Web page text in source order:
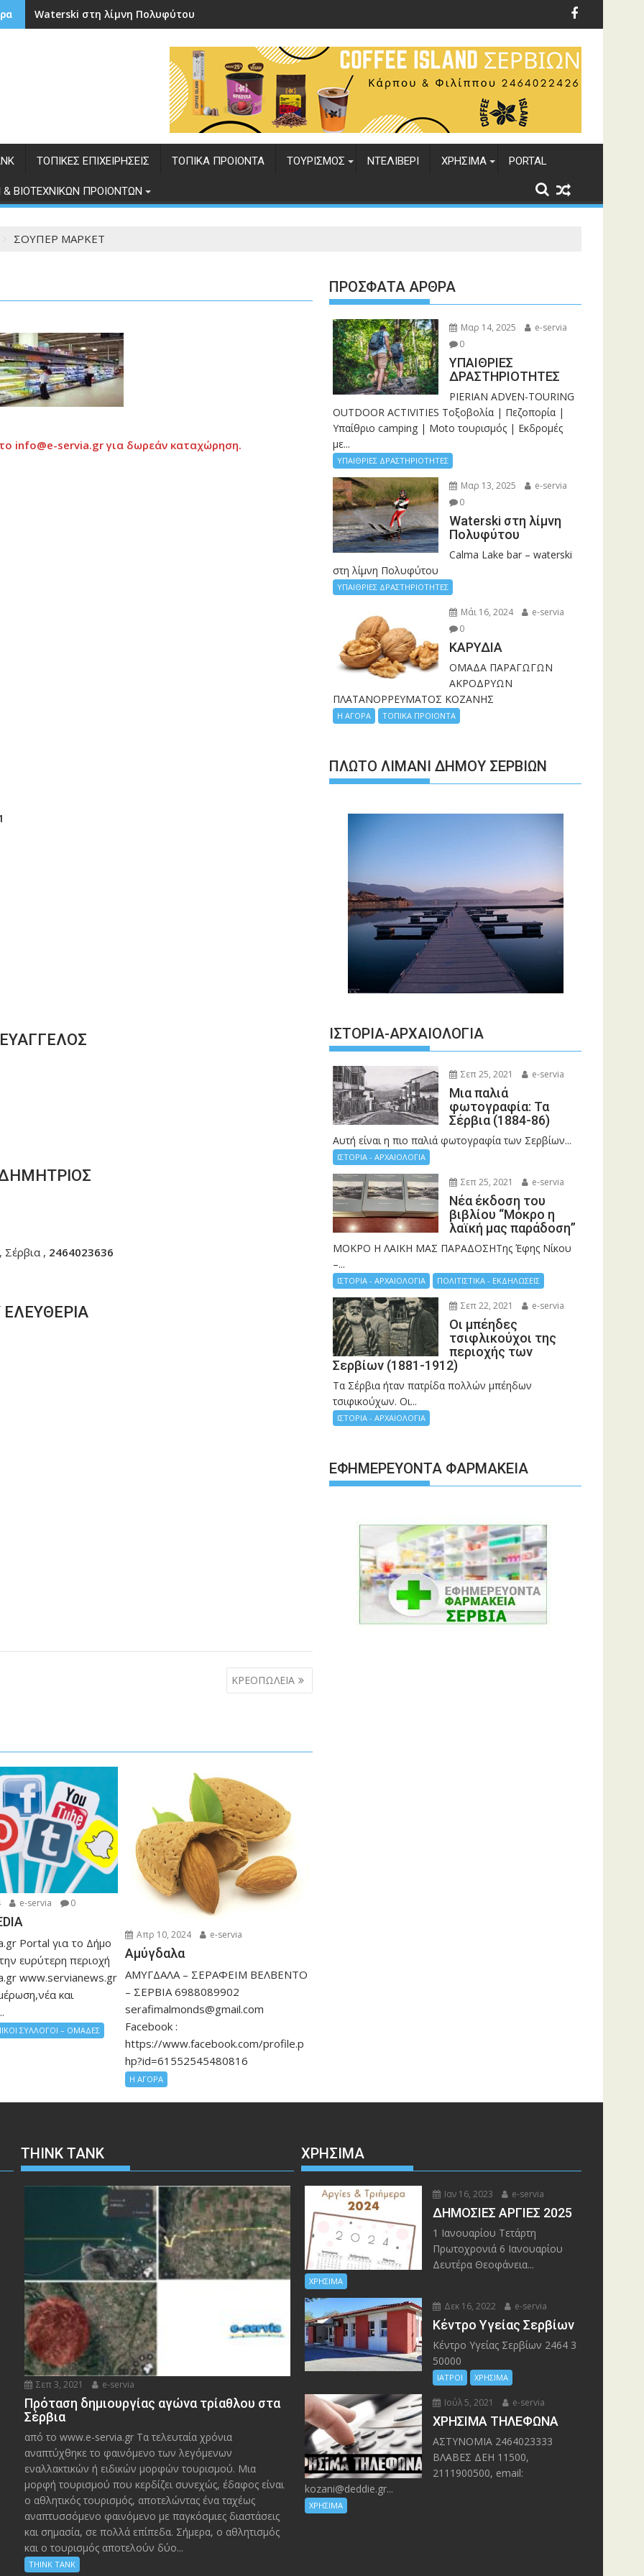
Waterski στη λίμνη Πολυφύτου
ΤΟΠΙΚΕΣ ΕΠΙΧΕΙΡΗΣΕΙΣ ΤΟΠΙΚΑ ΠΡΟΙΟΝΤΑ ΤΟΥΡΙΣΜΟΣ ΝΤΕΛΙΒΕΡΙ ΧΡΗΣΙΜΑ PORTAL
ΒΙΟΤΕΧΝΙΚΩΝ ΠΡΟΙΟΝΤΩΝ
ΣΟΥΠΕΡ ΜΑΡΚΕΤ
info@e-servia.grγια δωρεάν καταχώρηση.
, 2464023636
ΚΡΕΟΠΩΛΕΙΑ
e-servia 0
Portal για το Δήμο
ευρύτερη περιοχή
www.servianews.gr
και
ΣΥΛΛΟΓΟΙ – ΟΜΑΔΕΣ
Απρ 10, 2024 e-servia
Αμύγδαλα
ΑΜΥΓΔΑΛΑ – ΣΕΡΑΦΕΙΜ ΒΕΛΒΕΝΤΟ
– ΣΕΡΒΙΑ 6988089902
serafimalmonds@gmail.com
Facebook :
https://www.facebook.com/profile.p
hp?id=61552545480816
Η ΑΓΟΡΑ
ΠΡΌΣΦΑΤΑ ΆΡΘΡΑ
Μαρ 14, 2025
e-servia
0
ΥΠΑΙΘΡΙΕΣ
ΔΡΑΣΤΗΡΙΟΤΗΤΕΣ
PIERIAN ADVEN-TOURING
OUTDOOR ACTIVITIES Τοξοβολία | Πεζοπορία |
Υπαίθριο camping | Moto τουρισμός | Εκδρομές
με...
ΥΠΑΙΘΡΙΕΣ ΔΡΑΣΤΗΡΙΟΤΗΤΕΣ
Μαρ 13, 2025
e-servia
0
Waterski στη λίμνη
Πολυφύτου
Calma Lake bar – waterski
στη λίμνη Πολυφύτου
ΥΠΑΙΘΡΙΕΣ ΔΡΑΣΤΗΡΙΟΤΗΤΕΣ
Μάι 16, 2024
e-servia
0
ΚΑΡΥΔΙΑ
ΟΜΑΔΑ ΠΑΡΑΓΩΓΩΝ
ΑΚΡΟΔΡΥΩΝ
ΠΛΑΤΑΝΟΡΡΕΥΜΑΤΟΣ ΚΟΖΑΝΗΣ
Η ΑΓΟΡΑ ΤΟΠΙΚΑ ΠΡΟΙΟΝΤΑ
ΠΛΩΤΌ ΛΙΜΆΝΙ ΔΉΜΟΥ ΣΕΡΒΊΩΝ
ΙΣΤΟΡΊΑ-ΑΡΧΑΙΟΛΟΓΊΑ
Σεπ 25, 2021 e-servia
Μια παλιά
φωτογραφία: Τα
Σέρβια (1884-86)
Αυτή είναι η πιο παλιά φωτογραφία των Σερβίων...
ΙΣΤΟΡΙΑ - ΑΡΧΑΙΟΛΟΓΙΑ
Σεπ 25, 2021 e-servia
Νέα έκδοση του
βιβλίου “Μόκρο η
λαϊκή μας παράδοση”
ΜΟΚΡΟ Η ΛΑΙΚΗ ΜΑΣ ΠΑΡΑΔΟΣΗΤης Έφης Νίκου
–...
ΙΣΤΟΡΙΑ - ΑΡΧΑΙΟΛΟΓΙΑ ΠΟΛΙΤΙΣΤΙΚΑ - ΕΚΔΗΛΩΣΕΙΣ
Σεπ 22, 2021 e-servia
Οι μπέηδες
τσιφλικούχοι της
περιοχής των
Σερβίων (1881-1912)
Τα Σέρβια ήταν πατρίδα πολλών μπέηδων
τσιφικούχων. Οι...
ΙΣΤΟΡΙΑ - ΑΡΧΑΙΟΛΟΓΙΑ
ΕΦΗΜΕΡΕΎΟΝΤΑ ΦΑΡΜΑΚΕΊΑ
THINK TANK
Σεπ 3, 2021 e-servia
Πρόταση δημιουργίας αγώνα τρίαθλου στα
Σέρβια
από το www.e-servia.gr Τα τελευταία χρόνια
αναπτύχθηκε το φαινόμενο των λεγόμενων
εναλλακτικών ή ειδικών μορφών τουρισμού. Μια
μορφή τουρισμού που κερδίζει συνεχώς, έδαφος είναι
ο αθλητικός τουρισμός, αποτελώντας ένα ταχέως
αναπτυσσόμενο φαινόμενο με παγκόσμιες διαστάσεις
και σημασία, σε πολλά επίπεδα. Σήμερα, ο αθλητισμός
και ο τουρισμός αποτελούν δύο...
THINK TANK
ΧΡΉΣΙΜΑ
Ιαν 16, 2023 e-servia
ΔΗΜΟΣΙΕΣ ΑΡΓΙΕΣ 2025
1 Ιανουαρίου Τετάρτη
Πρωτοχρονιά 6 Ιανουαρίου
Δευτέρα Θεοφάνεια...
ΧΡΗΣΙΜΑ
Δεκ 16, 2022 e-servia
Kέντρο Υγείας Σερβίων
Kέντρο Υγείας Σερβίων 2464 3
50000
ΙΑΤΡΟΙ ΧΡΗΣΙΜΑ
Ιούλ 5, 2021 e-servia
ΧΡΗΣΙΜΑ ΤΗΛΕΦΩΝΑ
ΑΣΤΥΝΟΜΙΑ 2464023333
ΒΛΑΒΕΣ ΔΕΗ 11500,
2111900500, email:
kozani@deddie.gr...
ΧΡΗΣΙΜΑ